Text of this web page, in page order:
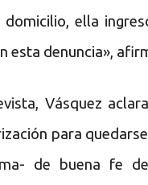
ella
esta denuncia»,
Vásquez
para
de buena fe